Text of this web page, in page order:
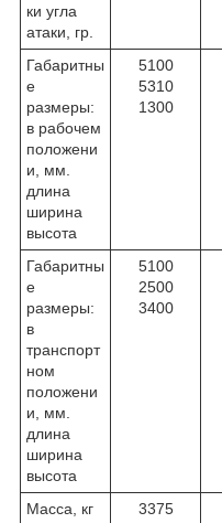
ки угла
атаки, гр.
Габаритны
е
размеры:
в рабочем
положени
и, мм.
длина
ширина
высота
5100
5310
1300
Габаритны
е
размеры:
в
транспорт
ном
положени
и, мм.
длина
ширина
высота
5100
2500
3400
Масса, кг 3375